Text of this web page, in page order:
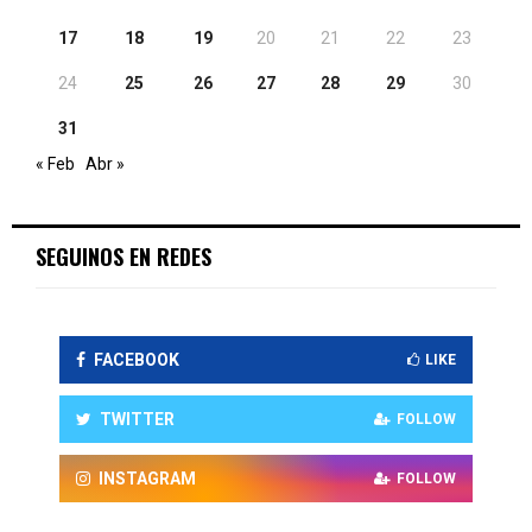
17 18 19 20 21 22 23
24 25 26 27 28 29 30
31
« Feb
Abr »
SEGUINOS EN REDES
FACEBOOK LIKE
TWITTER FOLLOW
INSTAGRAM FOLLOW